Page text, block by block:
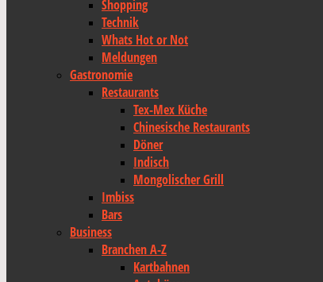
Shopping
Technik
Whats Hot or Not
Meldungen
Gastronomie
Restaurants
Tex-Mex Küche
Chinesische Restaurants
Döner
Indisch
Mongolischer Grill
Imbiss
Bars
Business
Branchen A-Z
Kartbahnen